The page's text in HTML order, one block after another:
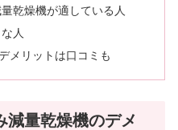
乾燥機が適している人
人
メリットは口コミも
減量乾燥機のデメ